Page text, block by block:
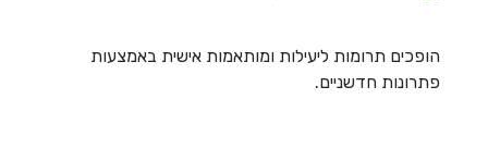
הופכים תרומות ליעילות ומותאמות אישית באמצעות
פתרונות חדשניים.